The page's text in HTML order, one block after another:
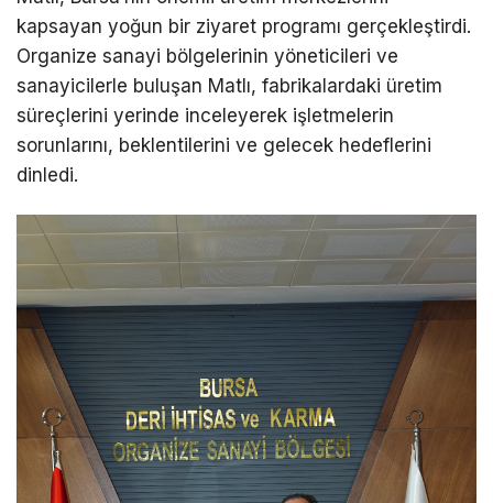
kapsayan yoğun bir ziyaret programı gerçekleştirdi.
Organize sanayi bölgelerinin yöneticileri ve
sanayicilerle buluşan Matlı, fabrikalardaki üretim
süreçlerini yerinde inceleyerek işletmelerin
sorunlarını, beklentilerini ve gelecek hedeflerini
dinledi.